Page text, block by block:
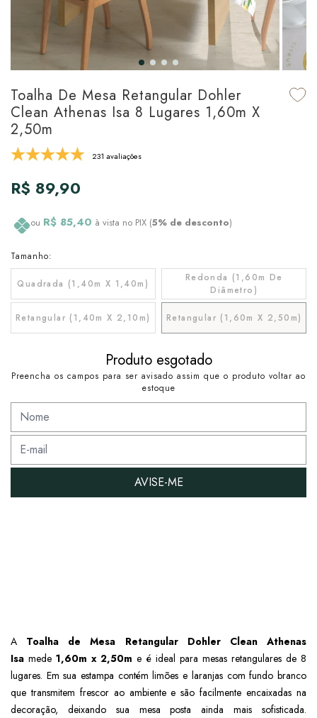
em Marcas
em Tapetes
de Colchão & Travesseiro
& Manta para Cama
Cama
Edredom & Duvet
Prato & Copa
de Cozinha
em Mesa & Cozinha
em Banho
Toalha De Mesa Retangular Dohler
Clean Athenas Isa 8 Lugares 1,60m X
2,50m
231 avaliações
R$ 89,90
ou R$ 85,40 à vista no PIX (5% de desconto)
Tamanho:
Quadrada (1,40m X 1,40m)
Redonda (1,60m De
Diâmetro)
Retangular (1,40m X 2,10m) Retangular (1,60m X 2,50m)
Produto esgotado
Preencha os campos para ser avisado assim que o produto voltar ao
estoque
AVISE-ME
A Toalha de Mesa Retangular Dohler Clean Athenas
Isa mede1,60m x 2,50me é ideal para mesas retangulares de 8
lugares. Em sua estampa contém limões e laranjas com fundo branco
que transmitem frescor ao ambiente e são facilmente encaixadas na
decoração, deixando sua mesa posta ainda mais sofisticada.